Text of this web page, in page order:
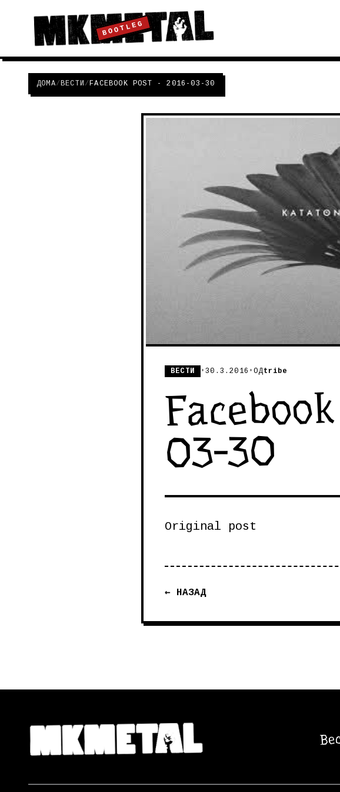
BOOTLEG
ДОМА/ВЕСТИ /FACEBOOK POST - 2016-03-30
ВЕСТИ •30.3.2016 •ОДtribe
03-30
Original post
← НАЗАД